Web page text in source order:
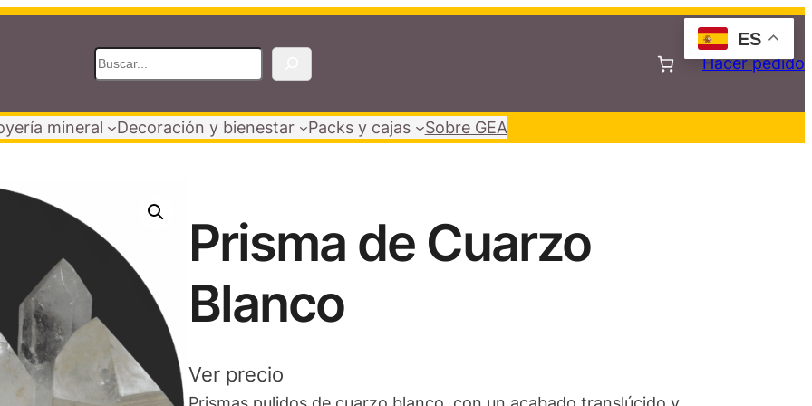
B
u
s
c
Hacer pedido
mineral Decoración y bienestar Packs y cajas Sobre GEA
Prisma de Cuarzo
Blanco
Ver precio
ES